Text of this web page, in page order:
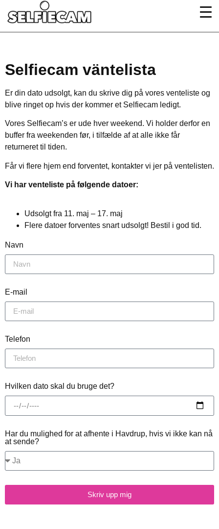
Selfiecam väntelista
Er din dato udsolgt, kan du skrive dig på vores venteliste og
blive ringet op hvis der kommer et Selfiecam ledigt.
Vores Selfiecam’s er ude hver weekend. Vi holder derfor en
buffer fra weekenden før, i tilfælde af at alle ikke får
returneret til tiden.
Får vi flere hjem end forventet, kontakter vi jer på ventelisten.
Vi har venteliste på følgende datoer:
Udsolgt fra 11. maj – 17. maj
Flere datoer forventes snart udsolgt! Bestil i god tid.
Navn
E-mail
Telefon
Hvilken dato skal du bruge det?
Har du mulighed for at afhente i Havdrup, hvis vi ikke kan nå
at sende?
Skriv upp mig